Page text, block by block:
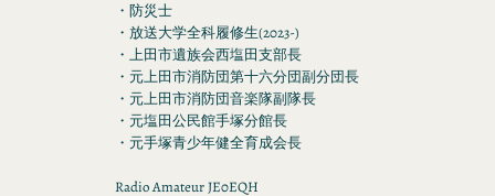
・防災士
・放送大学全科履修生(2023-)
・上田市遺族会西塩田支部長
・元上田市消防団第十六分団副分団長
・元上田市消防団音楽隊副隊長
・元塩田公民館手塚分館長
・元手塚青少年健全育成会長
Radio Amateur JE0EQH